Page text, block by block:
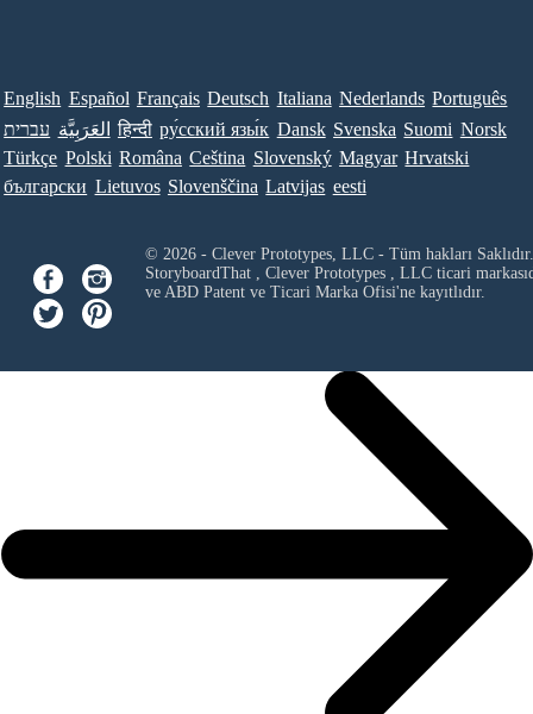
English Español Français Deutsch Italiana Nederlands Português
עברית العَرَبِيَّة हिन्दी ру́сский язы́к Dansk Svenska Suomi Norsk
Türkçe Polski Româna Ceština Slovenský Magyar Hrvatski
български Lietuvos Slovenščina Latvijas eesti
© 2026 - Clever Prototypes, LLC - Tüm hakları Saklıdır.
StoryboardThat , Clever Prototypes , LLCticari
ve ABD Patent ve Ticari Marka Ofisi'ne kayıtlıdır.